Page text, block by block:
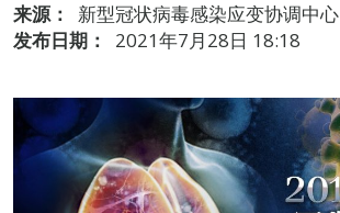
来源：
新型冠状病毒感染应变协调中心
发布日期：
2021年7月28日 18:18